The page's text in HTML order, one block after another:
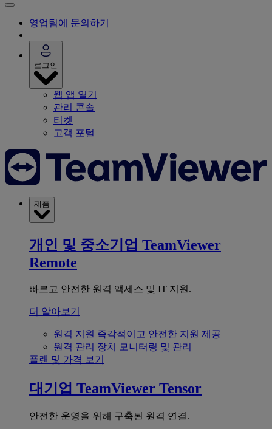
영업팀에 문의하기
로그인
웹 앱 열기
관리 콘솔
티켓
고객 포털
제품
개인 및 중소기업 TeamViewer
Remote
빠르고 안전한 원격 액세스 및 IT 지원.
더 알아보기
원격 지원 즉각적이고 안전한 지원 제공
원격 관리 장치 모니터링 및 관리
플랜 및 가격 보기
대기업 TeamViewer Tensor
안전한 운영을 위해 구축된 원격 연결.